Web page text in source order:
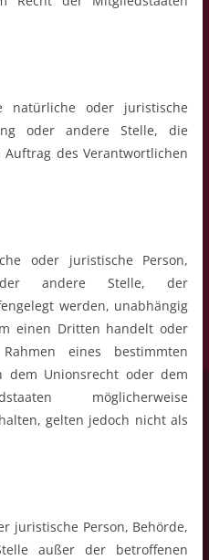
natürliche oder juristische
oder andere Stelle, die
des Verantwortlichen
oder juristische Person,
andere Stelle, der
werden, unabhängig
einen Dritten handelt oder
eines bestimmten
dem Unionsrecht oder dem
möglicherweise
gelten jedoch nicht als
juristische Person, Behörde,
außer der betroffenen